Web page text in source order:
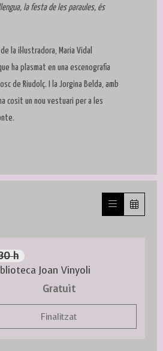
la festa de les paraules, és
la il·lustradora, Maria Vidal
ha plasmat en una escenografia
de Riudolç. I la Jorgina Belda, amb
cosit un nou vestuari per a les
h
Joan Vinyoli
Gratuït
Finalitzat